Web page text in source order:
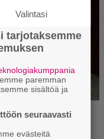
Valintasi
tarjotaksemme
paremman
sisältöä ja
seuraavasti
evästeitä